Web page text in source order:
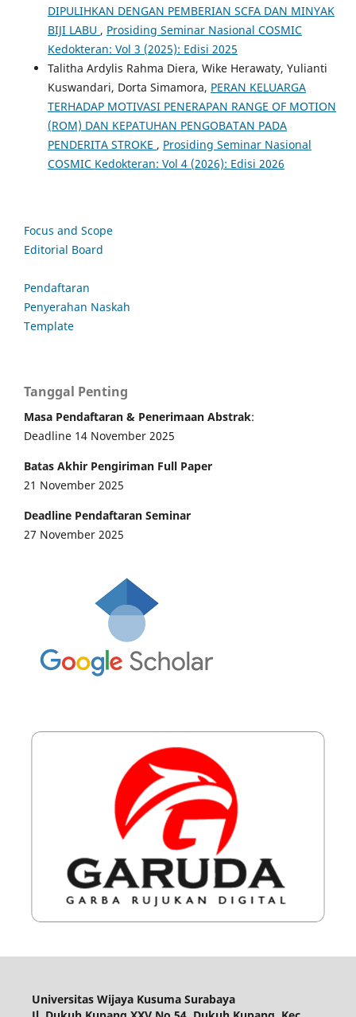
DIPULIHKAN DENGAN PEMBERIAN SCFA DAN MINYAK
BIJI LABU , Prosiding Seminar Nasional COSMIC
Kedokteran: Vol 3 (2025): Edisi 2025
Talitha Ardylis Rahma Diera, Wike Herawaty, Yulianti
Kuswandari, Dorta Simamora, PERAN KELUARGA
TERHADAP MOTIVASI PENERAPAN RANGE OF MOTION
(ROM) DAN KEPATUHAN PENGOBATAN PADA
PENDERITA STROKE , Prosiding Seminar Nasional
COSMIC Kedokteran: Vol 4 (2026): Edisi 2026
Focus and Scope
Editorial Board
Pendaftaran
Penyerahan Naskah
Template
Tanggal Penting
Masa Pendaftaran & Penerimaan Abstrak:
Deadline 14 November 2025
Batas Akhir Pengiriman Full Paper
21 November 2025
Deadline Pendaftaran Seminar
27 November 2025
Universitas Wijaya Kusuma Surabaya